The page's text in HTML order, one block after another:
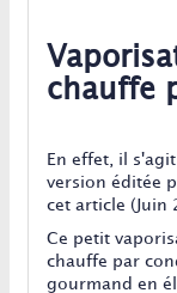
chauffe
En effet, il
version éditée
cet article (Juin
Ce petit
chauffe par
gourmand en